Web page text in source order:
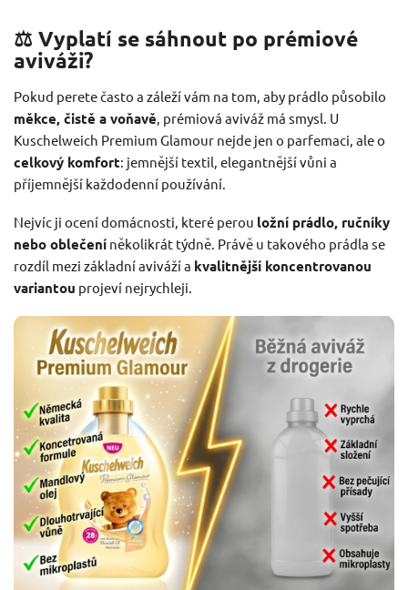
⚖️ Vyplatí se sáhnout po prémiové
aviváži?
Pokud perete často a záleží vám na tom, aby prádlo působilo
měkce, čistě a voňavě , prémiová aviváž má smysl. U
Kuschelweich Premium Glamour nejde jen o parfemaci, ale o
celkový komfort: jemnější textil, elegantnější vůni a
příjemnější každodenní používání.
Nejvíc ji ocení domácnosti, které perou ložní prádlo, ručníky
nebo oblečení několikrát týdně. Právě u takového prádla se
rozdíl mezi základní aviváží a kvalitnější koncentrovanou
variantou projeví nejrychleji.